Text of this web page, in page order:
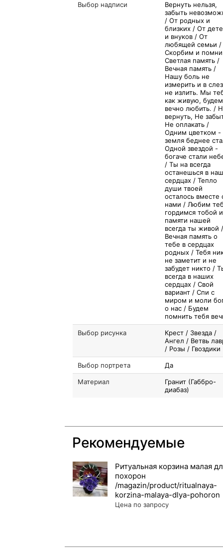
Выбор надписи
Вернуть нельзя,
забыть
/ От родных и
близких / От
и внуков / От
любящей семьи /
Скорбим и
Светлая память /
Вечная память /
Нашу боль не
измерить и в
не излить. Мы
как живую, будем
вечно любить. /
вернуть, Не
Не оплакать /
Одним цветком -
земля беднее
Одной звездой -
богаче стали
/ Ты на всегда
останешься в
сердцах / Тепло
души твоей
осталось вместе
нами / Любим
гордимся тобой
памяти нашей
всегда ты живой /
Вечная память о
тебе в сердцах
родных / Тебя
не заметит и не
забудет никто /
всегда в наших
сердцах / Свой
вариант / Спи с
миром и моли
о нас / Будем
помнить тебя
Выбор рисунка
Крест / Звезда /
Ангел / Ветвь
/ Розы / Гвоздики
Выбор портрета Да
Материал
Гранит (Габбро-
диабаз)
Рекомендуемые
Ритуальная корзина малая
похорон
Цена по запросу